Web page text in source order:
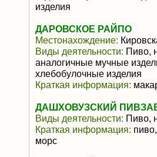
изделия
ДАРОВСКОЕ РАЙПО
Местонахождение:
Виды деятельности: Пиво,
аналогичные мучные
хлебобулочные изделия
Краткая информация:
ДАШХОВУЗСКИЙ
Виды деятельности: Пиво,
Краткая информация:
морс